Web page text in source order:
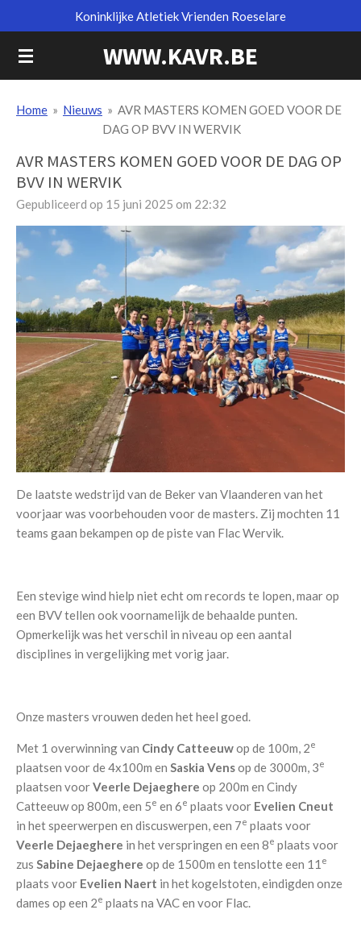
direct
naar
WWW.KAVR.BE
Koninklijke Atletiek Vrienden Roeselare
Home » Nieuws » AVR MASTERS KOMEN GOED VOOR DE
DAG OP BVV IN WERVIK
AVR MASTERS KOMEN GOED VOOR DE DAG OP
BVV IN WERVIK
Gepubliceerd op 15 juni 2025 om 22:32
De laatste wedstrijd van de Beker van Vlaanderen van het
voorjaar was voorbehouden voor de masters. Zij mochten 11
teams gaan bekampen op de piste van Flac Wervik.
Een stevige wind hielp niet echt om records te lopen, maar op
een BVV tellen ook voornamelijk de behaalde punten.
Opmerkelijk was het verschil in niveau op een aantal
disciplines in vergelijking met vorig jaar.
Onze masters vrouwen deden het heel goed.
Met 1 overwinning van Cindy Catteeuwop de 100m, 2e
plaatsen voor de 4x100m en Saskia Vensop de 3000m, 3e
plaatsen voorVeerle Dejaeghere op 200m en Cindy
Catteeuw op 800m, een 5e en 6e plaats voor Evelien Cneut
in het speerwerpen en discuswerpen, een 7e plaats voor
Veerle Dejaeghere in het verspringen en een 8e plaats voor
zus Sabine Dejaeghere op de 1500m en tenslotte een 11 e
plaats voor Evelien Naert in het kogelstoten, eindigden onze
dames op een 2e plaats na VAC en voor Flac.